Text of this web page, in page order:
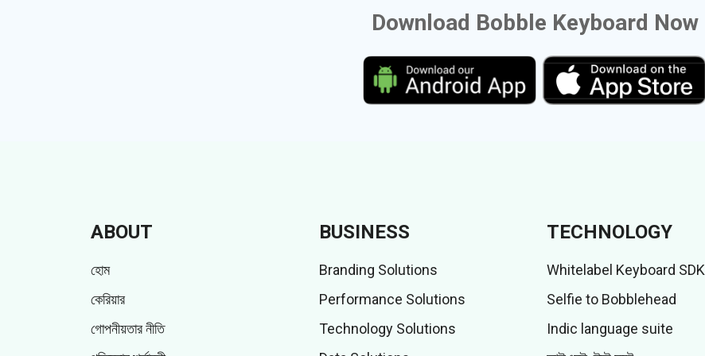
Download Bobble Keyboard Now
ABOUT
হোম
কেরিয়ার
গোপনীয়তার নীতি
BUSINESS
Branding Solutions
Performance Solutions
Technology Solutions
TECHNOLOGY
Whitelabel Keyboard SDK
Selfie to Bobblehead
Indic language suite